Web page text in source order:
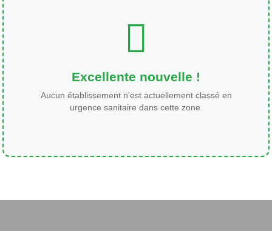
Excellente nouvelle !
Aucun établissement n'est actuellement classé en
urgence sanitaire dans cette zone.